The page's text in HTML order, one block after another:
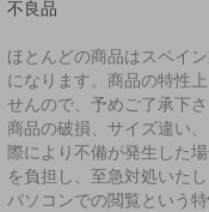
不良品
ほとんどの商品はスペイ
になります。商品の特性
せんので、予めご了承下さ
商品の破損、サイズ違い
際により不備が発生した
を負担し、至急対処いたし
パソコンでの閲覧という